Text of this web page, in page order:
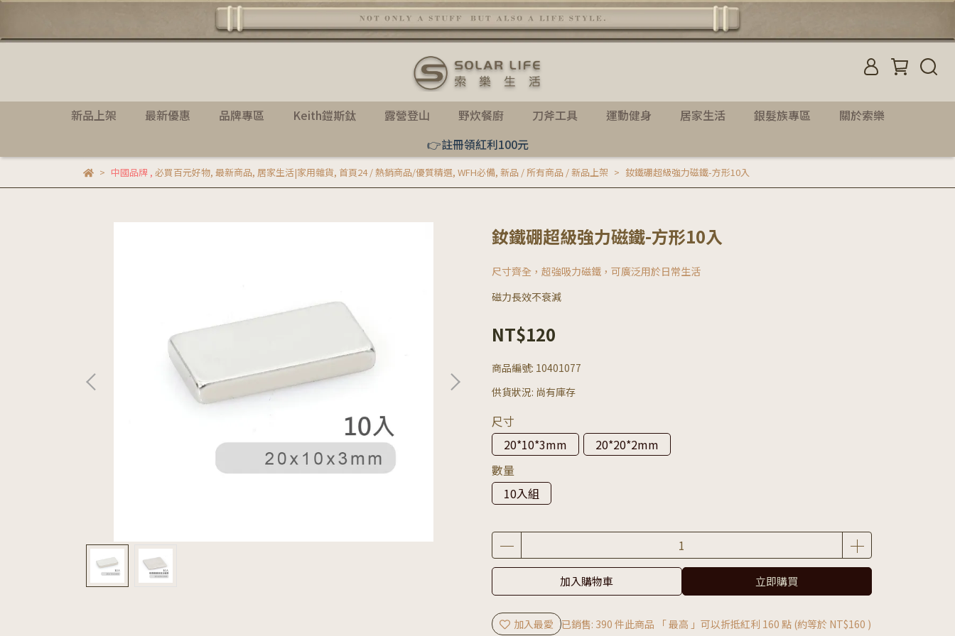
新品上架 最新優惠 品牌專區 Keith鎧斯鈦 露營登山 野炊餐廚 刀斧工具 運動健身 居家生活 銀髮族專區
關於索樂
👉註冊領紅利100元
中國品牌, 必買百元好物, 最新商品, 居家生活|家用雜貨, 首頁24 / 熱銷商品/優質精選, WFH必備, 新品 / 所有商品 / 新品上架 釹鐵硼超級強力磁鐵-方形10入
釹鐵硼超級強力磁鐵-方形10入
尺寸齊全，超強吸力磁鐵，可廣泛用於日常生活
磁力長效不衰減
NT$120
商品編號: 10401077
供貨狀況: 尚有庫存
尺寸
20*10*3mm
20*20*2mm
數量
10入組
加入購物車 立即購買
加入最愛 已銷售: 390 件此商品 「 最高 」可以折抵紅利 160 點 (約等於 NT$160 )